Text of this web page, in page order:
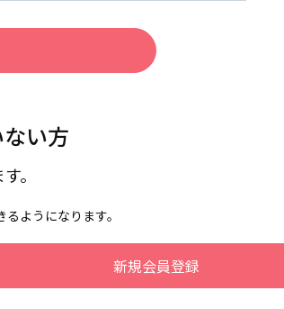
い方
。
ようになります。